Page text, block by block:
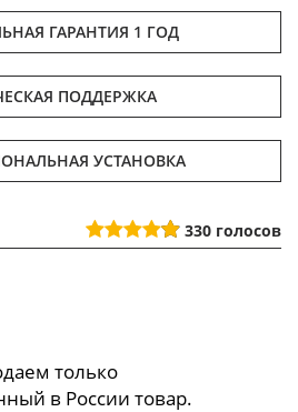
ГАРАНТИЯ 1 ГОД
ПОДДЕРЖКА
УСТАНОВКА
330 голосов
только
в России товар.